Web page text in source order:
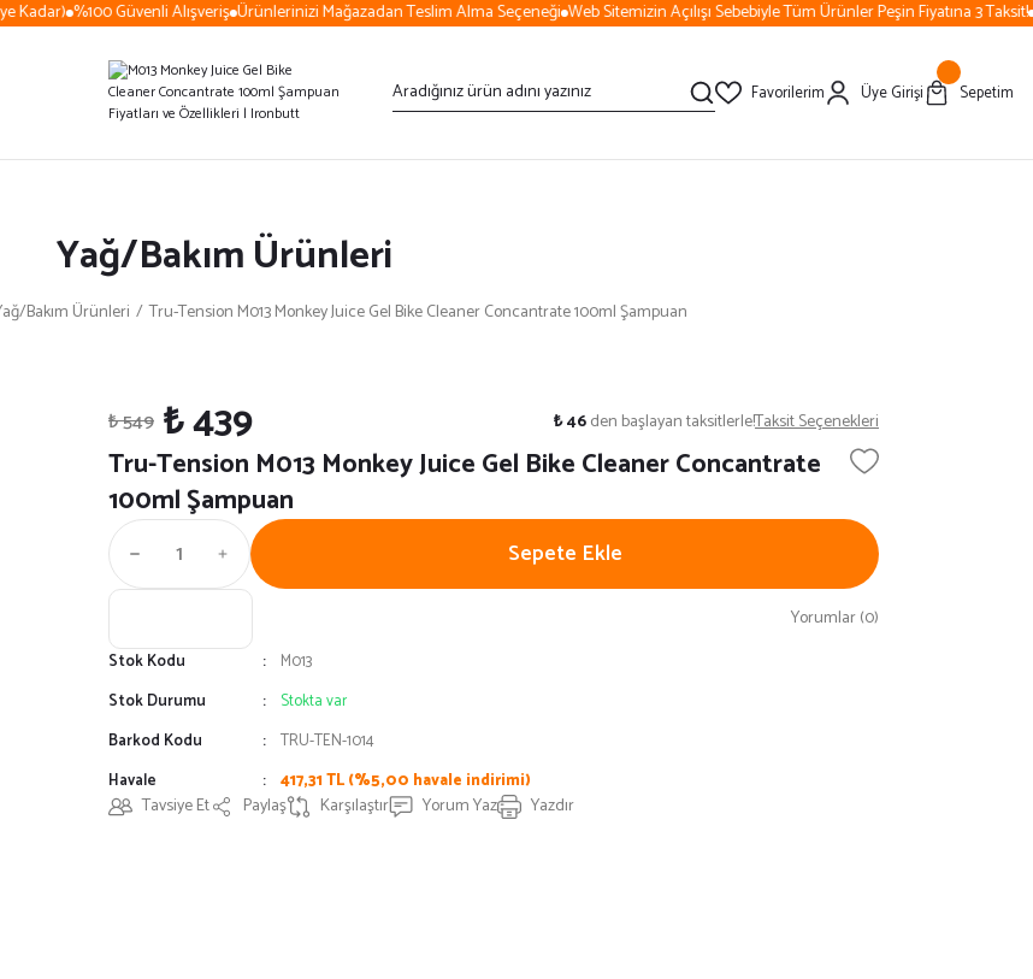
%100 Güvenli Alışveriş Ürünlerinizi Mağazadan Teslim Alma Seçeneği Web Sitemizin Açılışı Sebebiyle Tüm Ürünler Peşin Fiyatına 3 Taksit!
Favorilerim Üye Girişi Sepetim
Yağ/Bakım Ürünleri
Bakım Ürünleri Tru-Tension M013 Monkey Juice Gel Bike Cleaner Concantrate 100ml Şampuan
Yorumlar (0)
Tru-Tension M013 Monkey Juice Gel Bike Cleaner Concantrate
100ml Şampuan
₺ 549 ₺ 439 ₺ 46den başlayan taksitlerle!Taksit Seçenekleri
Stok Kodu
M013
Stok Durumu
Stokta var
Barkod Kodu
TRU-TEN-1014
Havale
417,31 TL (%5,00 havale indirimi)
Sepete Ekle
Tavsiye Et Paylaş Karşılaştır Yorum Yaz Yazdır